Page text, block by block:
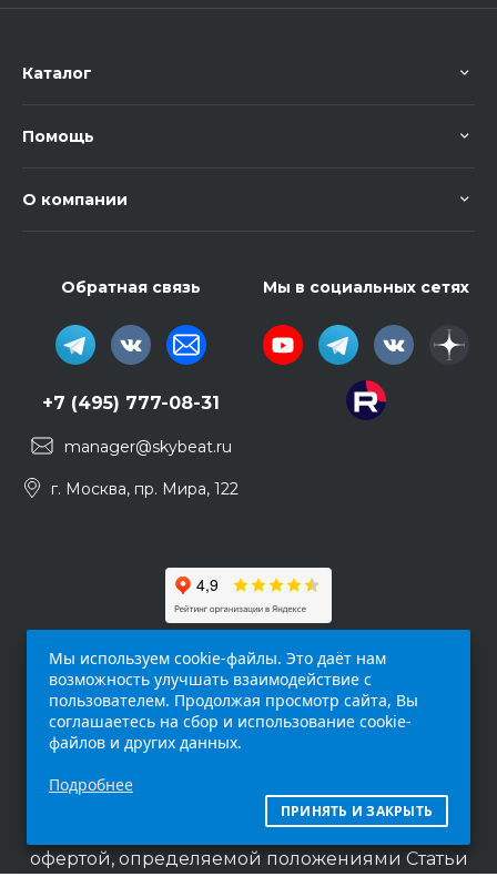
Каталог
Помощь
О компании
Обратная связь
+7 (495) 777-08-31
manager@skybeat.ru
г. Москва, пр. Мира, 122
Мы в социальных сетях
интернет-сайт (
исключительно информационный характер и
ни при каких условиях не является публичной
офертой, определяемой положениями Статьи
Мы используем cookie-файлы. Это даёт нам
возможность улучшать взаимодействие с
пользователем. Продолжая просмотр сайта, Вы
соглашаетесь на сбор и использование cookie-
файлов и других данных.
Подробнее
ПРИНЯТЬ И ЗАКРЫТЬ